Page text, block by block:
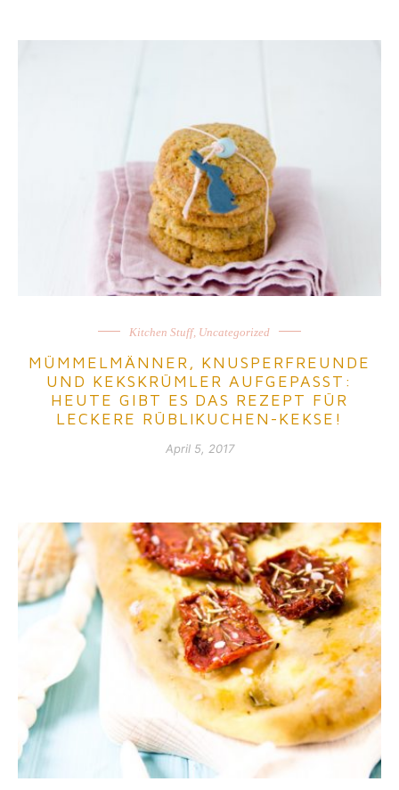
Kitchen Stuff, Uncategorized
MÜMMELMÄNNER, KNUSPERFREUNDE
UND KEKSKRÜMLER AUFGEPASST:
HEUTE GIBT ES DAS REZEPT FÜR
LECKERE RÜBLIKUCHEN-KEKSE!
April 5, 2017